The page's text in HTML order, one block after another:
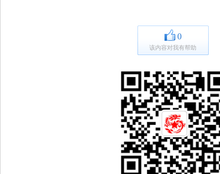
0
该内容对我有帮助